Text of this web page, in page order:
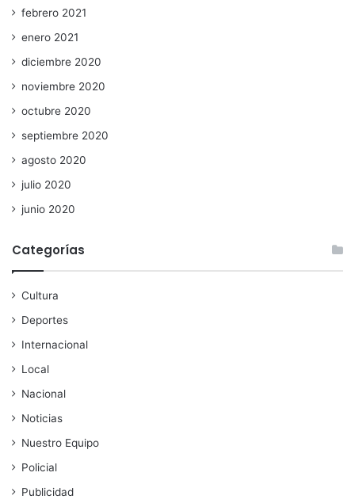
febrero 2021
enero 2021
diciembre 2020
noviembre 2020
octubre 2020
septiembre 2020
agosto 2020
julio 2020
junio 2020
Categorías
Cultura
Deportes
Internacional
Local
Nacional
Noticias
Nuestro Equipo
Policial
Publicidad